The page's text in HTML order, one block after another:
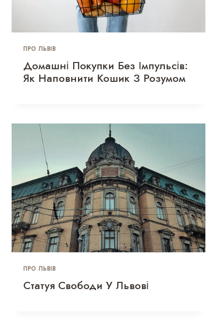
ПРО ЛЬВІВ
Домашні Покупки Без Імпульсів:
Як Наповнити Кошик З Розумом
ПРО ЛЬВІВ
Статуя Свободи У Львові